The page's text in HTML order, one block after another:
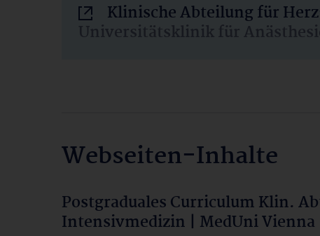
Klinische Abteilung für
Universitätsklinik für
Webseiten-Inhalte
Postgraduales Curriculum Klin.
Intensivmedizin | MedUni Vienna